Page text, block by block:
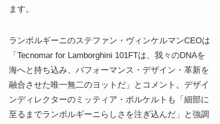
ます。
ランボルギーニのステファン・ヴィンケルマンCEOは
「Tecnomar for Lamborghini 101FTは、我々のDNAを
海へと持ち込み、パフォーマンス・デザイン・革新を
融合させた唯一無二のヨットだ」とコメント。デザイ
ンディレクターのミッティア・ボルケルトも「細部に
至るまでランボルギーニらしさを注ぎ込んだ」と強調